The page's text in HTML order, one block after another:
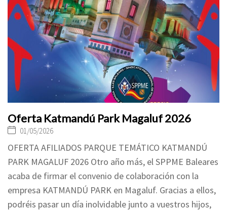
Oferta Katmandú Park Magaluf 2026
01/05/2026
OFERTA AFILIADOS PARQUE TEMÁTICO KATMANDÚ
PARK MAGALUF 2026 Otro año más, el SPPME Baleares
acaba de firmar el convenio de colaboración con la
empresa KATMANDÚ PARK en Magaluf. Gracias a ellos,
podréis pasar un día inolvidable junto a vuestros hijos,